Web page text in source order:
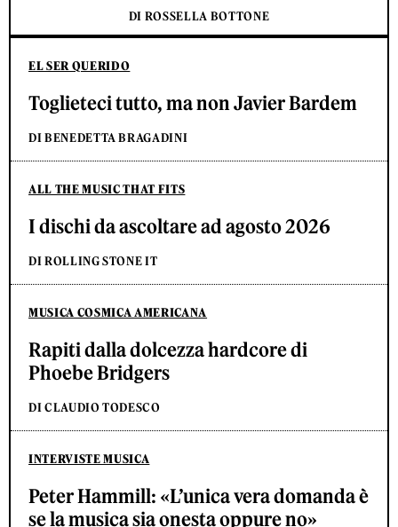
EL SER QUERIDO
Toglieteci tutto, ma non Javier Bardem
DI BENEDETTA BRAGADINI
ALL THE MUSIC THAT FITS
I dischi da ascoltare ad agosto 2026
DI ROLLING STONE IT
MUSICA COSMICA AMERICANA
Rapiti dalla dolcezza hardcore di
Phoebe Bridgers
DI CLAUDIO TODESCO
INTERVISTE MUSICA
Peter Hammill: «L’unica vera domanda è
se la musica sia onesta oppure no»
DI ROSSELLA BOTTONE